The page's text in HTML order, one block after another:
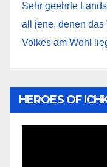
Sehr geehrte
all jene, denen das
Volkes am Wohl
HEROES OF